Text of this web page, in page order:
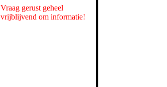
Vraag gerust geheel
vrijblijvend om informatie!